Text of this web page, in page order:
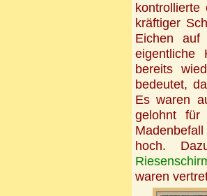
kräftiger
Eichen auf
eigentliche
bereits
bedeutet,
Es waren
gelohnt für
hoch.
waren